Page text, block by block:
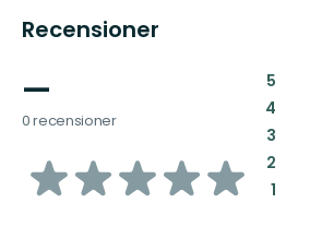
Recensioner
—
0 recensioner
av
5:
4:
3:
2:
1: